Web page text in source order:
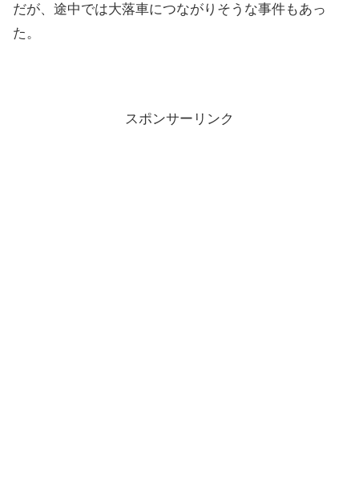
だが、途中では大落車につながりそうな事件もあっ
た。
スポンサーリンク